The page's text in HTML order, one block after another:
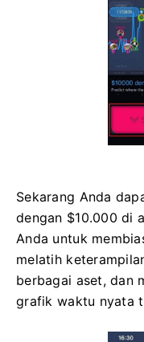
Sekarang Anda
dengan $10.000 di
Anda untuk
melatih
berbagai aset, dan
grafik waktu nyata